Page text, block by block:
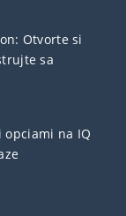
Otvorte si
sa
na IQ